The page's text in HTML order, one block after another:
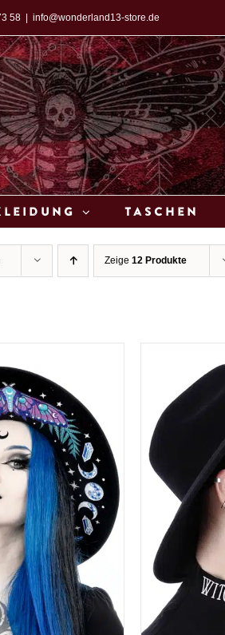
58 info@wonderland13-store.de
Taschen
Zeige 12 Produkte